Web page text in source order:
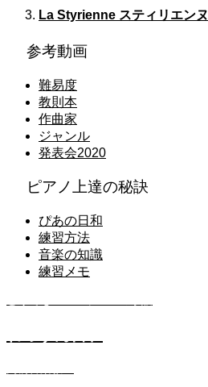
La Styrienne スティリエンヌ
参考動画
難易度
教則本
作曲家
ジャンル
発表会2020
ピアノ上達の秘訣
ぴあの日和
練習方法
音楽の知識
練習メモ